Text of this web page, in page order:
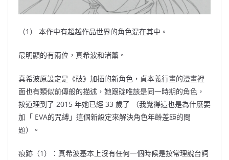
（1） 本作中有超越作品世界的角色混在其中。
最明顯的有兩位，真希波和渚薰。
真希波原設定是《破》加插的新角色，貞本義行畫的漫畫裡
面也有類似前傳般的描述，她跟碇唯該是同一時期的角色，
按道理到了 2015 年她已經 33 歲了 （我覺得這也是為什麼要
加「 EVA的咒縛」這個新設定來解決角色年齡差距的問
題）
。
痕跡 （1）
：真希波基本上沒有任何一個時候是按常理說台詞